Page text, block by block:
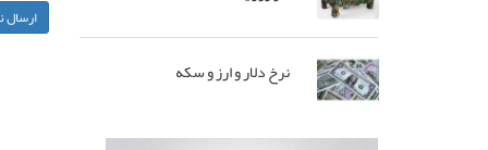
نرخ دلار و ارز و سکه